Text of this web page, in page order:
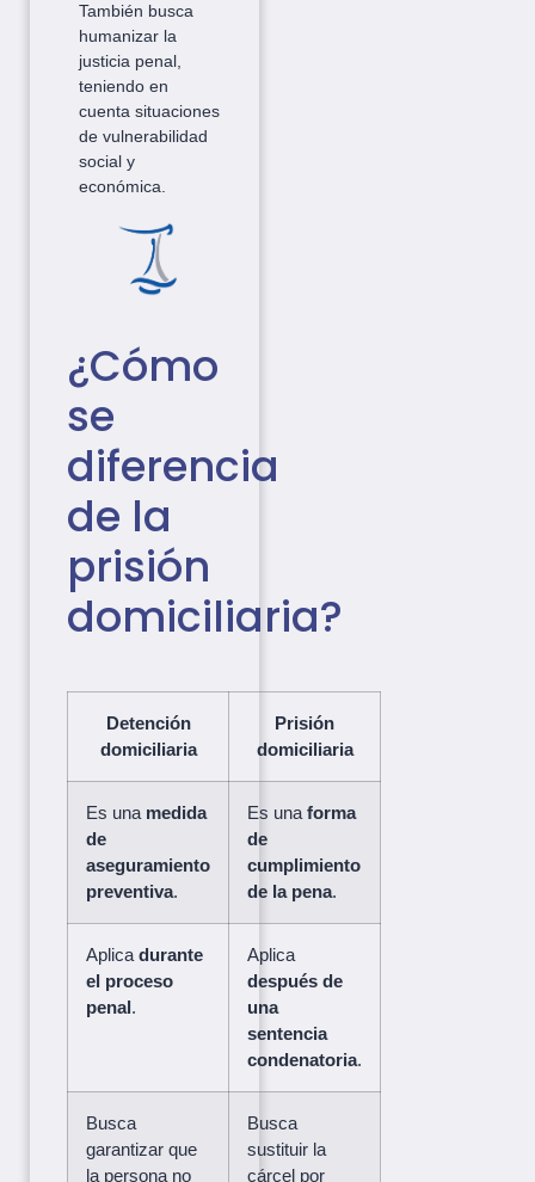
También busca
humanizar la
justicia penal,
teniendo en
cuenta situaciones
de vulnerabilidad
social y
económica.
¿Cómo
se
diferencia
de la
prisión
domiciliaria?
Detención
domiciliaria
Prisión
domiciliaria
Es una medida
de
aseguramiento
preventiva.
Es una forma
de
cumplimiento
de la pena.
Aplica durante
el proceso
penal.
Aplica
después de
una
sentencia
condenatoria.
Busca
garantizar que
la persona no
Busca
sustituir la
cárcel por